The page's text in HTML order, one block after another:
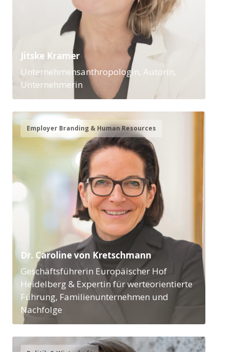
Jitske Kramer
Unternehmensanthropologin, Autorin,
Unternehmerin
Employer Branding & Human Resources
Dr. Caroline von Kretschmann
Geschäftsführerin Europäischer Hof
Heidelberg & Expertin für werteorientierte
Führung, Familienunternehmen und
Nachfolge